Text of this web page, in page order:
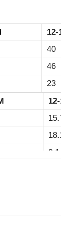
12-
40
46
23
9.1